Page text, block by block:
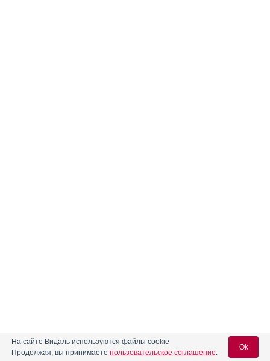
На сайте Видаль используются файлы cookie
Продолжая, вы принимаете пользовательское соглашение.
Ok